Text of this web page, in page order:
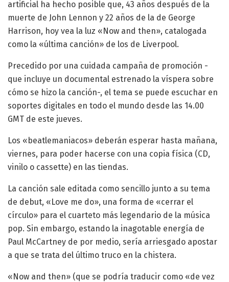
artificial ha hecho posible que, 43 años después de la
muerte de John Lennon y 22 años de la de George
Harrison, hoy vea la luz «Now and then», catalogada
como la «última canción» de los de Liverpool.
Precedido por una cuidada campaña de promoción -
que incluye un documental estrenado la víspera sobre
cómo se hizo la canción-, el tema se puede escuchar en
soportes digitales en todo el mundo desde las 14.00
GMT de este jueves.
Los «beatlemaniacos» deberán esperar hasta mañana,
viernes, para poder hacerse con una copia física (CD,
vinilo o cassette) en las tiendas.
La canción sale editada como sencillo junto a su tema
de debut, «Love me do», una forma de «cerrar el
círculo» para el cuarteto más legendario de la música
pop. Sin embargo, estando la inagotable energía de
Paul McCartney de por medio, sería arriesgado apostar
a que se trata del último truco en la chistera.
«Now and then» (que se podría traducir como «de vez